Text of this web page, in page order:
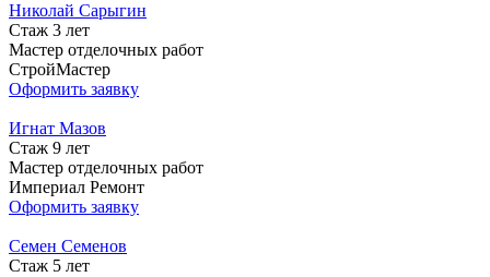
Николай Сарыгин
Стаж 3 лет
Мастер отделочных работ
СтройМастер
Оформить заявку
Игнат Мазов
Стаж 9 лет
Мастер отделочных работ
Империал Ремонт
Оформить заявку
Семен Семенов
Стаж 5 лет